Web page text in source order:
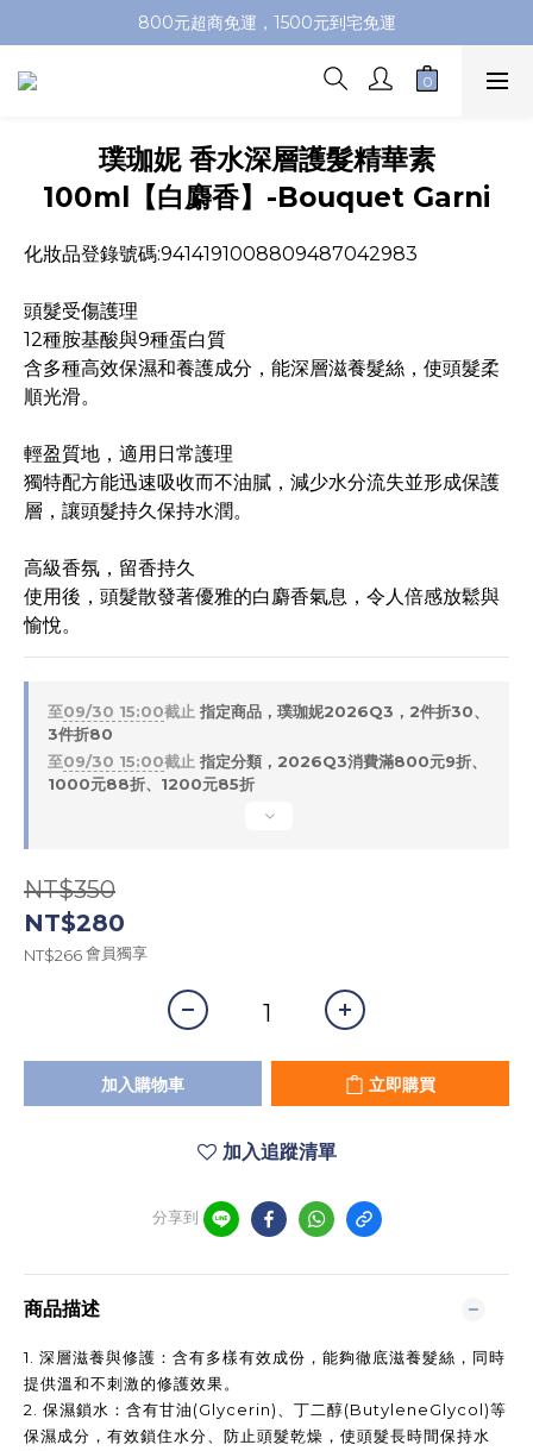
加入會員即送100元購物金，推薦好友，再送購物金
800元超商免運，1500元到宅免運
加入會員即送100元購物金，推薦好友，再送購物金
璞珈妮 香水深層護髮精華素
100ml【白麝香】-Bouquet Garni
化妝品登錄號碼:9414191008809487042983
頭髮受傷護理
12種胺基酸與9種蛋白質
含多種高效保濕和養護成分，能深層滋養髮絲，使頭髮柔
順光滑。
輕盈質地，適用日常護理
獨特配方能迅速吸收而不油膩，減少水分流失並形成保護
層，讓頭髮持久保持水潤。
高級香氛，留香持久
使用後，頭髮散發著優雅的白麝香氣息，令人倍感放鬆與
愉悅。
至09/30 15:00截止 指定商品，璞珈妮2026Q3，2件折30、
3件折80
至09/30 15:00截止 指定分類，2026Q3消費滿800元9折、
1000元88折、1200元85折
NT$350
NT$280
NT$266會員獨享
加入購物車 立即購買
加入追蹤清單
分享到
商品描述
1. 深層滋養與修護：含有多樣有效成份，能夠徹底滋養髮絲，同時
提供溫和不刺激的修護效果。
2. 保濕鎖水：含有甘油(Glycerin) 、丁二醇(ButyleneGlycol)等
保濕成分，有效鎖住水分、防止頭髮乾燥，使頭髮長時間保持水